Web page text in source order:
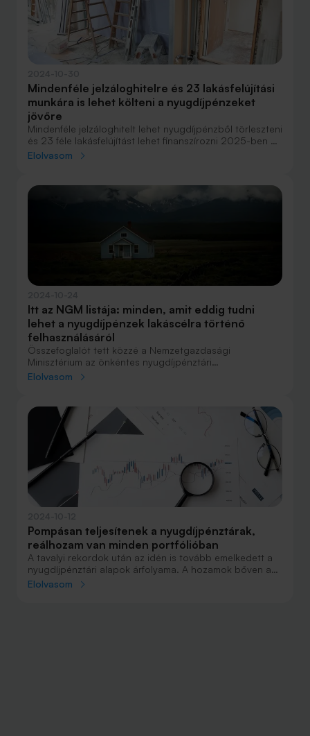
Mindenféle jelzáloghitelre és 23 lakásfelújítási
munkára is lehet költeni a nyugdíjpénzeket
jövőre
Mindenféle jelzáloghitelt lehet nyugdíjpénzből törleszteni
és 23 féle lakásfelújítást lehet finanszírozni 2025-ben az
önkéntes pénztárakban lévő megtakarításokból - derült
Elolvasom
Itt az NGM listája: minden, amit eddig tudni
lehet a nyugdíjpénzek lakáscélra történő
felhasználásáról
Összefoglalót tett közzé a Nemzetgazdasági
Minisztérium az önkéntes nyugdíjpénztári
megtakarítások 2025-ös lakáscélú
megtakarítást lakásvásárláshoz.
Elolvasom
Pompásan teljesítenek a nyugdíjpénztárak,
reálhozam van minden portfólióban
A tavalyi rekordok után az idén is tovább emelkedett a
nyugdíjpénztári alapok árfolyama. A hozamok bőven az
infláció fölött alakultak az első kilenc hónapban, a
Elolvasom